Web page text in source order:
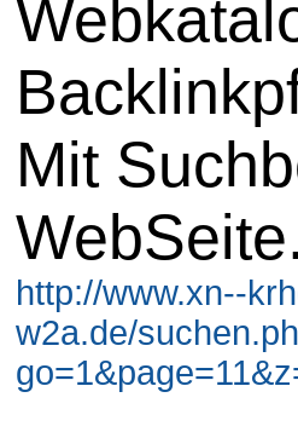
Mit
http://www.xn--
w2a.de/